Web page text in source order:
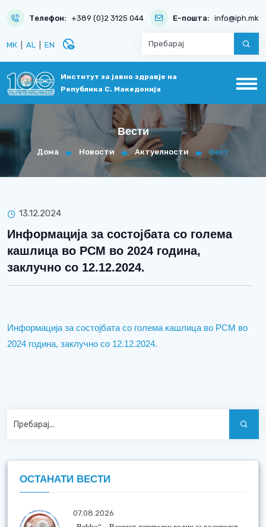
Телефон: +389 (0)2 3125 044 Е-пошта: info@iph.mk
МК AL EN disabled_visible
Институт за јавно здравје на
Република С. Македонија
Вести
Дома Новости Актуелности Вест
13.12.2024
Информација за состојбата со голема
кашлица во РСМ во 2024 година,
заклучно со 12.12.2024.
Информација за состојбата со голема кашлица во РСМ во
2024 година, заклучно со 12.12.2024.
ОСТАНАТИ ВЕСТИ
07.08.2026